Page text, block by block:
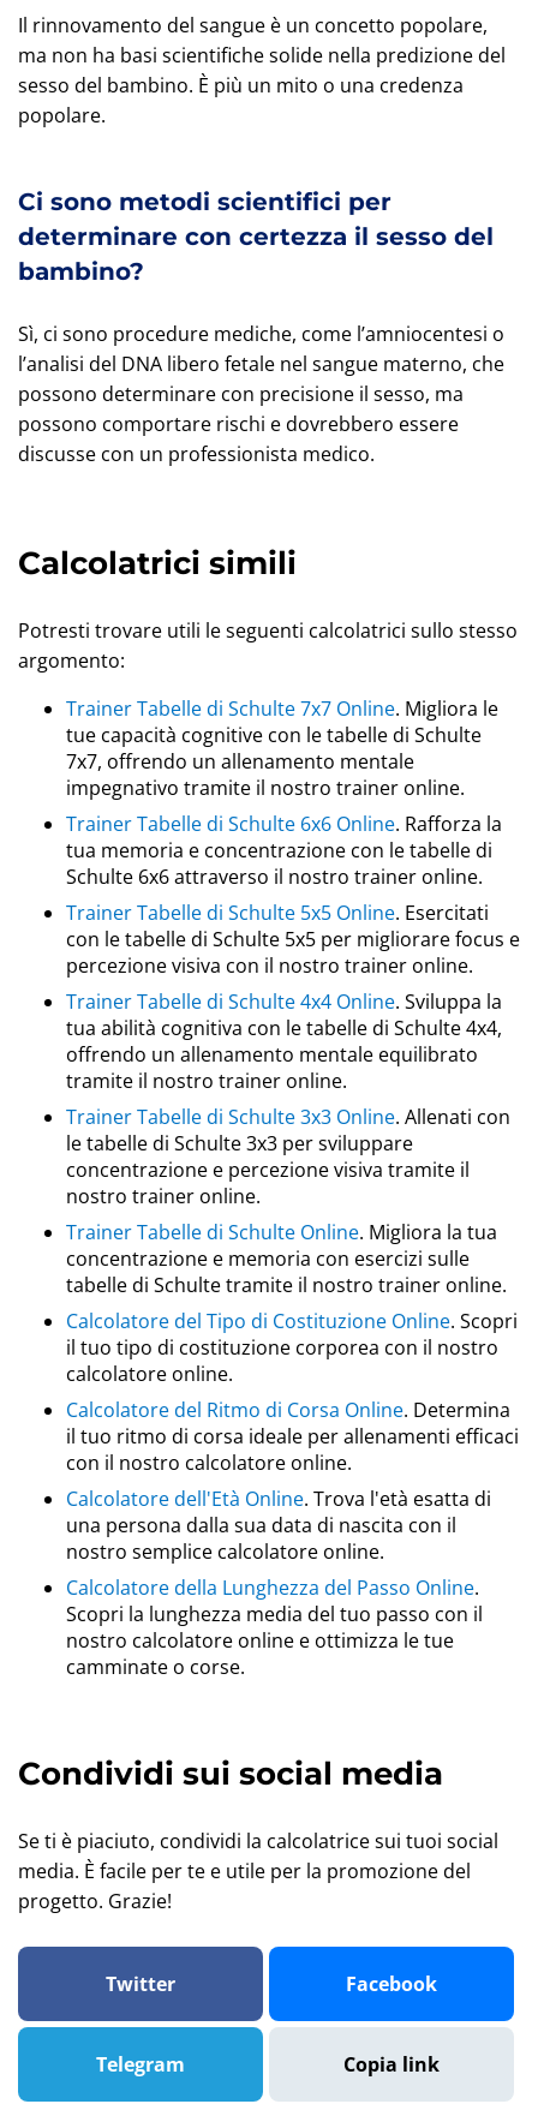
Il rinnovamento del sangue è un concetto popolare,
ma non ha basi scientifiche solide nella predizione del
sesso del bambino. È più un mito o una credenza
popolare.
Ci sono metodi scientifici per
determinare con certezza il sesso del
bambino?
Sì, ci sono procedure mediche, come l’amniocentesi o
l’analisi del DNA libero fetale nel sangue materno, che
possono determinare con precisione il sesso, ma
possono comportare rischi e dovrebbero essere
discusse con un professionista medico.
Calcolatrici simili
Potresti trovare utili le seguenti calcolatrici sullo stesso
argomento:
Trainer Tabelle di Schulte 7x7 Online. Migliora le
tue capacità cognitive con le tabelle di Schulte
7x7, offrendo un allenamento mentale
impegnativo tramite il nostro trainer online.
Trainer Tabelle di Schulte 6x6 Online. Rafforza la
tua memoria e concentrazione con le tabelle di
Schulte 6x6 attraverso il nostro trainer online.
Trainer Tabelle di Schulte 5x5 Online. Esercitati
con le tabelle di Schulte 5x5 per migliorare focus e
percezione visiva con il nostro trainer online.
Trainer Tabelle di Schulte 4x4 Online. Sviluppa la
tua abilità cognitiva con le tabelle di Schulte 4x4,
offrendo un allenamento mentale equilibrato
tramite il nostro trainer online.
Trainer Tabelle di Schulte 3x3 Online. Allenati con
le tabelle di Schulte 3x3 per sviluppare
concentrazione e percezione visiva tramite il
nostro trainer online.
Trainer Tabelle di Schulte Online. Migliora la tua
concentrazione e memoria con esercizi sulle
tabelle di Schulte tramite il nostro trainer online.
Calcolatore del Tipo di Costituzione Online. Scopri
il tuo tipo di costituzione corporea con il nostro
calcolatore online.
Calcolatore del Ritmo di Corsa Online. Determina
il tuo ritmo di corsa ideale per allenamenti efficaci
con il nostro calcolatore online.
Calcolatore dell'Età Online. Trova l'età esatta di
una persona dalla sua data di nascita con il
nostro semplice calcolatore online.
Calcolatore della Lunghezza del Passo Online.
Scopri la lunghezza media del tuo passo con il
nostro calcolatore online e ottimizza le tue
camminate o corse.
Condividi sui social media
Se ti è piaciuto, condividi la calcolatrice sui tuoi social
media. È facile per te e utile per la promozione del
progetto. Grazie!
Twitter Facebook
Telegram Copia link